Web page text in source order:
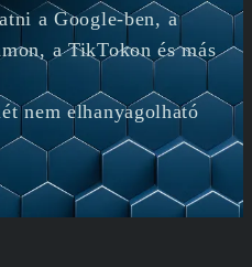
a Google-ben, a
a TikTokon és más
nem elhanyagolható